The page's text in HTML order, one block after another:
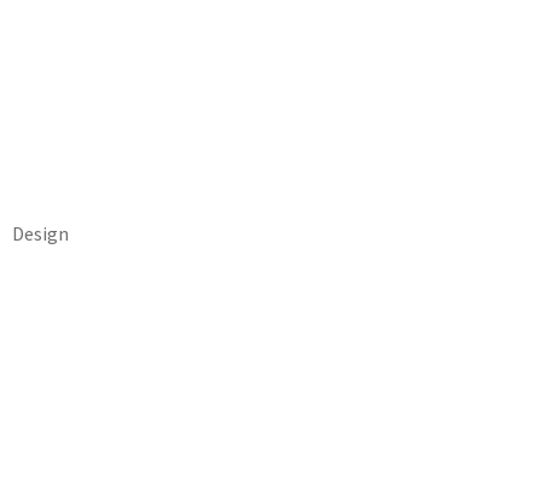
Design